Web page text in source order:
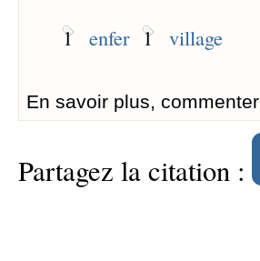
1 enfer 1 village
En savoir plus, commenter
Partagez la citation :